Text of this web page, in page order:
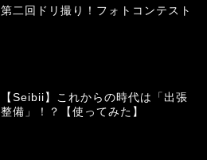
第二回ドリ撮り！フォトコンテスト
【Seibii】これからの時代は「出張
整備」！？【使ってみた】